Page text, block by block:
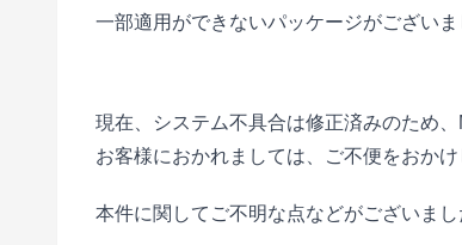
一部適用ができないパッケージがござい
現在、システム不具合は修正済みのため
お客様におかれましては、ご不便をおか
本件に関してご不明な点などがございま